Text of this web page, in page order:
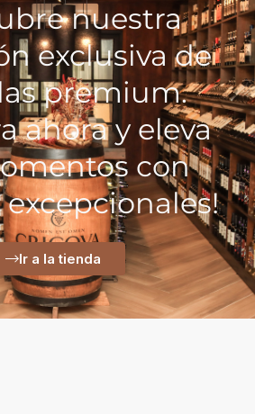
nuestra
exclusiva de
premium.
ahora y eleva
con
excepcionales!
Ir a la tienda